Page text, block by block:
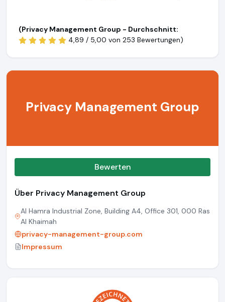
(Privacy Management Group - Durchschnitt:
4,89 / 5,00 von 253 Bewertungen)
Privacy Management Group
Bewerten
Über Privacy Management Group
Al Hamra Industrial Zone, Building A4, Office 301, 000 Ras
Al Khaimah
privacy-management-group.com
Impressum